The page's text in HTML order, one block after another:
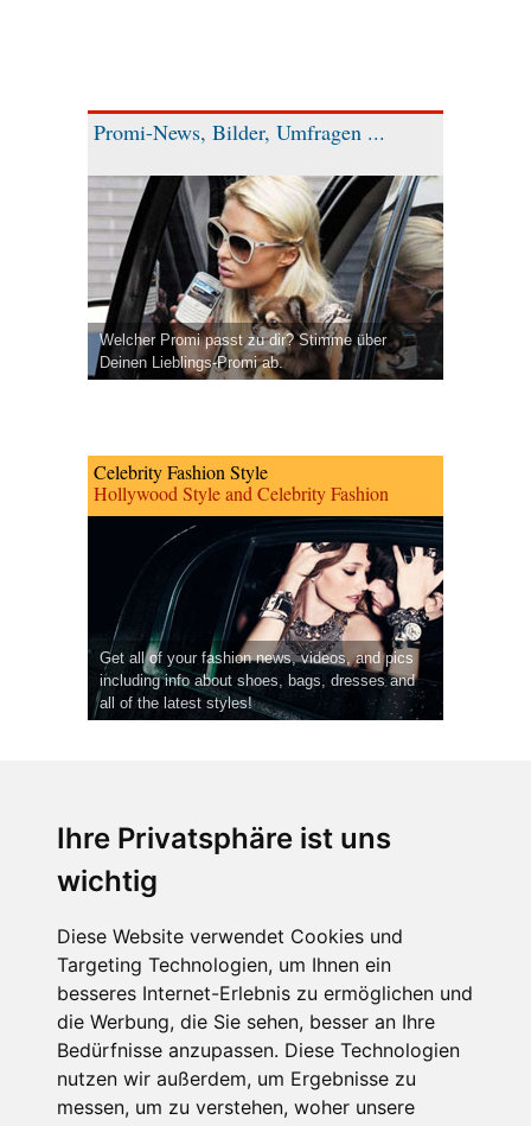
Ihre Privatsphäre ist uns
wichtig
Diese Website verwendet Cookies und
Targeting Technologien, um Ihnen ein
besseres Internet-Erlebnis zu ermöglichen und
die Werbung, die Sie sehen, besser an Ihre
Bedürfnisse anzupassen. Diese Technologien
nutzen wir außerdem, um Ergebnisse zu
messen, um zu verstehen, woher unsere
Promi-News, Bilder, Umfragen ...
Welcher Promi passt zu dir? Stimme über
Deinen Lieblings-Promi ab.
Celebrity Fashion Style
Hollywood Style and Celebrity Fashion
Get all of your fashion news, videos, and pics
including info about shoes, bags, dresses and
all of the latest styles!
CPost.org© 2013-2023 The Celebrity Post.
Terms of Use Privacy | Cookies Policy( Einstellungen ändern
About Us
Advertising
Contact Us